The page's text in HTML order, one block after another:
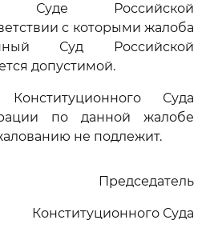
Суде Российской
с которыми жалоба
Суд Российской
допустимой.
Суда
по данной жалобе
не подлежит.
Председатель
Конституционного Суда